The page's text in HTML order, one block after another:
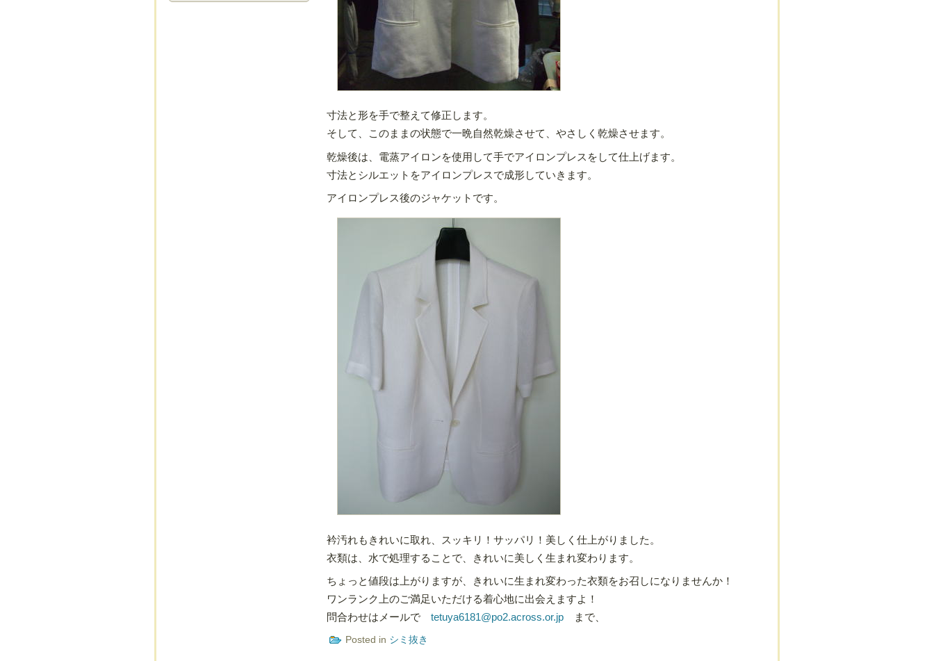
寸法と形を手で整えて修正します。
そして、このままの状態で一晩自然乾燥させて、やさしく乾燥させます。
乾燥後は、電蒸アイロンを使用して手でアイロンプレスをして仕上げます。
寸法とシルエットをアイロンプレスで成形していきます。
アイロンプレス後のジャケットです。
衿汚れもきれいに取れ、スッキリ！サッパリ！美しく仕上がりました。
衣類は、水で処理することで、きれいに美しく生まれ変わります。
ちょっと値段は上がりますが、きれいに生まれ変わった衣類をお召しになりませんか！
ワンランク上のご満足いただける着心地に出会えますよ！
問合わせはメールで tetuya6181@po2.across.or.jp まで、
Posted in シミ抜き